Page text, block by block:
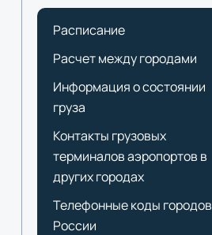
Расписание
Расчет между городами
Информация о состоянии
груза
Контакты грузовых
терминалов аэропортов в
других городах
Телефонные коды городов
России